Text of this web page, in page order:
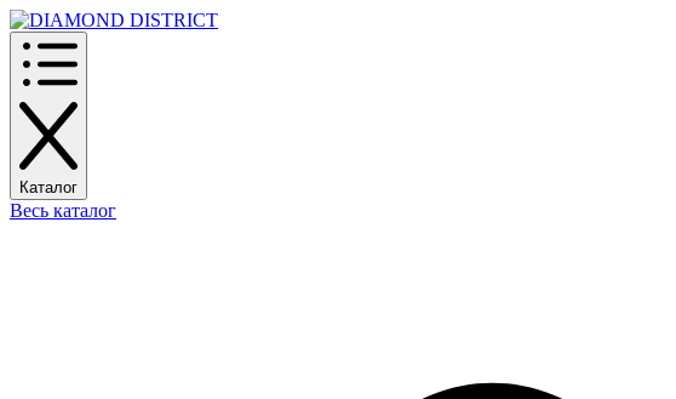
Каталог
Весь каталог